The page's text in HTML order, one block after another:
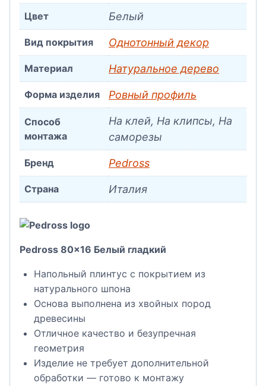
Цвет Белый
Вид покрытия Однотонный декор
Материал Натуральное дерево
Форма изделия Ровный профиль
Способ
монтажа
На клей, На клипсы, На
саморезы
Бренд Pedross
Страна Италия
Pedross 80×16 Белый гладкий
Напольный плинтус с покрытием из
натурального шпона
Основа выполнена из хвойных пород
древесины
Отличное качество и безупречная
геометрия
Изделие не требует дополнительной
обработки — готово к монтажу